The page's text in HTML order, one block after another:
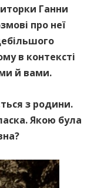
Ганни
про неї
в контексті
й вами.
з родини.
Якою була